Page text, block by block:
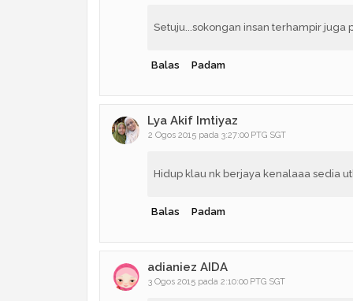
Setuju...sokongan insan terhampir juga
Balas Padam
Lya Akif Imtiyaz
2 Ogos 2015 pada 3:27:00 PTG SGT
Hidup klau nk berjaya kenalaaa sedia
Balas Padam
adianiez AIDA
3 Ogos 2015 pada 2:10:00 PTG SGT